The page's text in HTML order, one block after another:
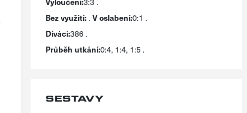
Bez využití: . V oslabení:0:1 .
Diváci:386 .
Průběh utkání:0:4, 1:4, 1:5 .
SESTAVY